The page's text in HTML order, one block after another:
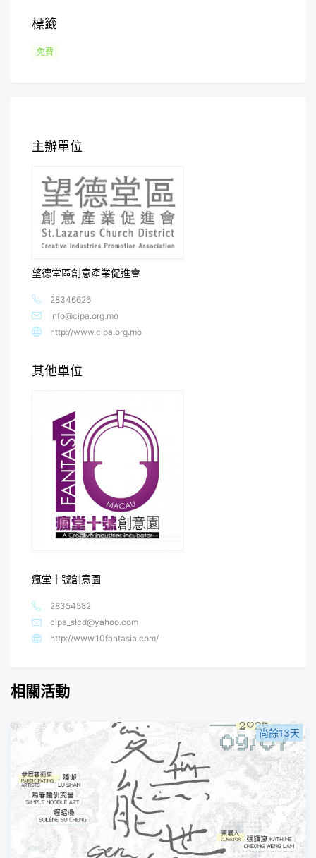
標籤
免費
主辦單位
望德堂區創意產業促進會
28346626
info@cipa.org.mo
http://www.cipa.org.mo
其他單位
瘋堂十號創意園
28354582
cipa_slcd@yahoo.com
http://www.10fantasia.com/
相關活動
尚餘13天